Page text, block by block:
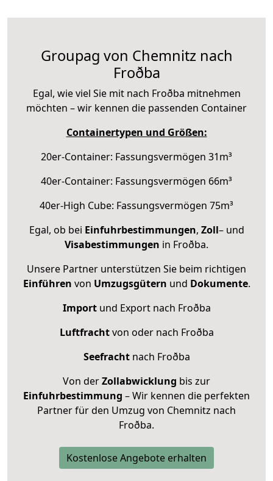
Groupag von Chemnitz nach
Froðba
Egal, wie viel Sie mit nach Froðba mitnehmen
möchten – wir kennen die passenden Container
Containertypen und Größen:
20er-Container: Fassungsvermögen 31m³
40er-Container: Fassungsvermögen 66m³
40er-High Cube: Fassungsvermögen 75m³
Egal, ob bei Einfuhrbestimmungen, Zoll– und
Visabestimmungen in Froðba.
Unsere Partner unterstützen Sie beim richtigen
Einführen von Umzugsgütern und Dokumente.
Importund Export nach Froðba
Luftfrachtvon oder nach Froðba
Seefrachtnach Froðba
Von derZollabwicklung bis zur
Einfuhrbestimmung – Wir kennen die perfekten
Partner für den Umzug von Chemnitz nach
Froðba.
Kostenlose Angebote erhalten